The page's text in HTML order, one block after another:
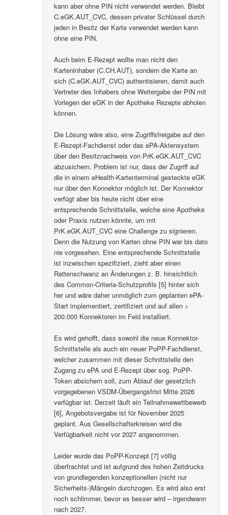
kann aber ohne PIN nicht verwendet werden. Bleibt
C.eGK.AUT_CVC, dessen privater Schlüssel durch
jeden in Besitz der Karte verwendet werden kann
ohne eine PIN.
Auch beim E-Rezept wollte man nicht den
Karteninhaber (C.CH.AUT), sondern die Karte an
sich (C.eGK.AUT_CVC) authentisieren, damit auch
Vertreter des Inhabers ohne Weitergabe der PIN mit
Vorlegen der eGK in der Apotheke Rezepte abholen
können.
Die Lösung wäre also, eine Zugriffsfreigabe auf den
E-Rezept-Fachdienst oder das ePA-Aktensystem
über den Besitznachweis von PrK.eGK.AUT_CVC
abzusichern. Problem ist nur, dass der Zugriff auf
die in einem eHealth-Kartenterminal gesteckte eGK
nur über den Konnektor möglich ist. Der Konnektor
verfügt aber bis heute nicht über eine
entsprechende Schnittstelle, welche eine Apotheke
oder Praxis nutzen könnte, um mit
PrK.eGK.AUT_CVC eine Challenge zu signieren.
Denn die Nutzung von Karten ohne PIN war bis dato
nie vorgesehen. Eine entsprechende Schnittstelle
ist inzwischen spezifiziert, zieht aber einen
Rattenschwanz an Änderungen z. B. hinsichtlich
des Common-Criteria-Schutzprofils [5] hinter sich
her und wäre daher unmöglich zum geplanten ePA-
Start implementiert, zertifiziert und auf allen >
200.000 Konnektoren im Feld installiert.
Es wird gehofft, dass sowohl die neue Konnektor-
Schnittstelle als auch ein neuer PoPP-Fachdienst,
welcher zusammen mit dieser Schnittstelle den
Zugang zu ePA und E-Rezept über sog. PoPP-
Token absichern soll, zum Ablauf der gesetzlich
vorgegebenen VSDM-Übergangsfrist Mitte 2026
verfügbar ist. Derzeit läuft ein Teilnahmewettbewerb
[6], Angebotsvergabe ist für November 2025
geplant. Aus Gesellschafterkreisen wird die
Verfügbarkeit nicht vor 2027 angenommen.
Leider wurde das PoPP-Konzept [7] völlig
überfrachtet und ist aufgrund des hohen Zeitdrucks
von grundlegenden konzeptionellen (nicht nur
Sicherheits-)Mängeln durchzogen. Es wird also erst
noch schlimmer, bevor es besser wird – irgendwann
nach 2027.